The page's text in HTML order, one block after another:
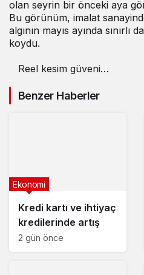
olan seyrin bir önceki aya
Bu görünüm, imalat
algının mayıs ayında
koydu.
Reel kesim güveni
Benzer Haberler
Kredi kartı ve ihtiyaç
kredilerinde artış
Ekonomi
2 gün önce